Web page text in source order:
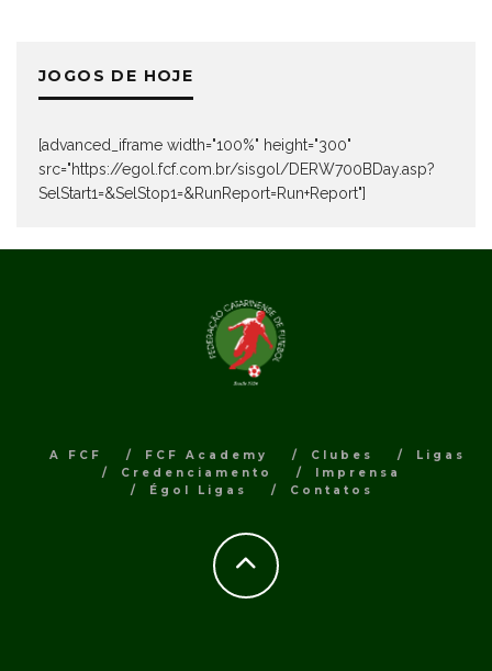
JOGOS DE HOJE
[advanced_iframe width="100%" height="300"
src="https://egol.fcf.com.br/sisgol/DERW700BDay.asp?
SelStart1=&SelStop1=&RunReport=Run+Report"]
A FCF FCF Academy Clubes
Ligas
Credenciamento
Imprensa
Égol Ligas
Contatos